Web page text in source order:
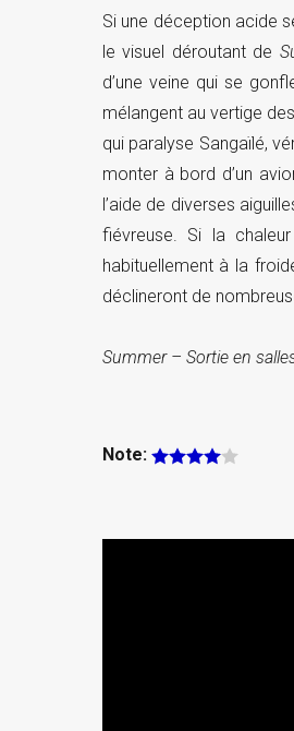
Si une déception acide
le visuel déroutant de
d’une veine qui se
mélangent au vertige
qui paralyse Sangaïlé,
monter à bord d’un
l’aide de diverses
fiévreuse. Si la
habituellement à la
déclineront de
Summer – Sortie en
Note: